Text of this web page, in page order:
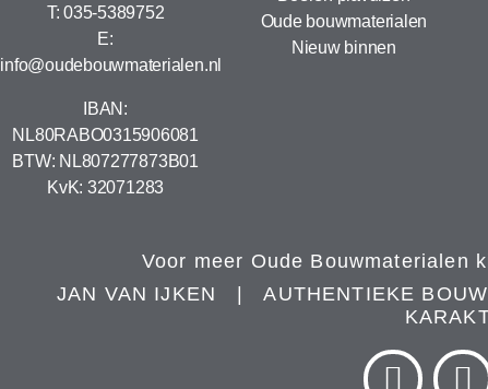
T: 035-5389752
E:
info@oudebouwmaterialen.nl
IBAN:
NL80RABO0315906081
BTW: NL807277873B01
KvK: 32071283
Oude bouwmaterialen
Nieuw binnen
Voor meer Oude Bouwmaterialen
JAN VAN IJKEN | AUTHENTIEKE